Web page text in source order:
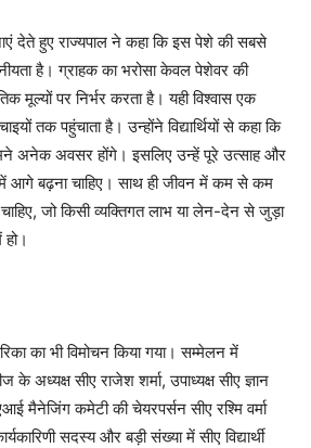
देते हुए राज्यपाल ने कहा कि इस पेशे की सबसे
है। ग्राहक का भरोसा केवल पेशेवर की
मूल्यों पर निर्भर करता है। यही विश्वास एक
तक पहुंचाता है। उन्होंने विद्यार्थियों से कहा कि
अनेक अवसर होंगे। इसलिए उन्हें पूरे उत्साह और
आगे बढ़ना चाहिए। साथ ही जीवन में कम से कम
जो किसी व्यक्तिगत लाभ या लेन-देन से जुड़ा
का भी विमोचन किया गया। सम्मेलन में
अध्यक्ष सीए राजेश शर्मा, उपाध्यक्ष सीए ज्ञान
मैनेजिंग कमेटी की चेयरपर्सन सीए रश्मि वर्मा
सदस्य और बड़ी संख्या में सीए विद्यार्थी